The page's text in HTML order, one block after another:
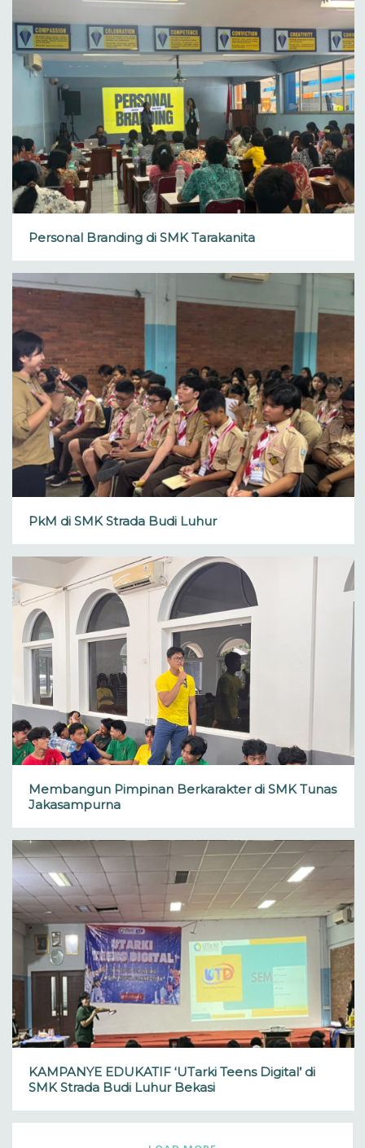
Personal Branding di SMK Tarakanita
PkM di SMK Strada Budi Luhur
Membangun Pimpinan Berkarakter di SMK Tunas
Jakasampurna
KAMPANYE EDUKATIF ‘UTarki Teens Digital’ di
SMK Strada Budi Luhur Bekasi